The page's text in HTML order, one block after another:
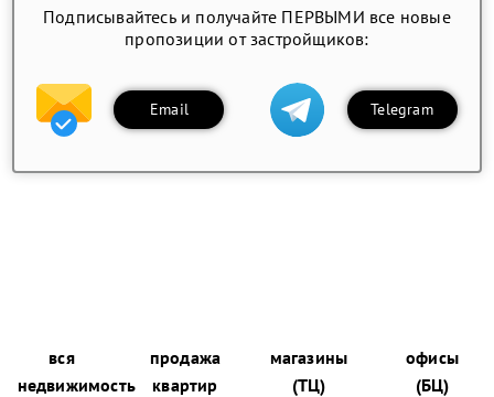
Подписывайтесь и получайте ПЕРВЫМИ все новые
пропозиции от застройщиков:
Email Telegram
вся
недвижимость
продажа
квартир
магазины
(ТЦ)
офисы
(БЦ)